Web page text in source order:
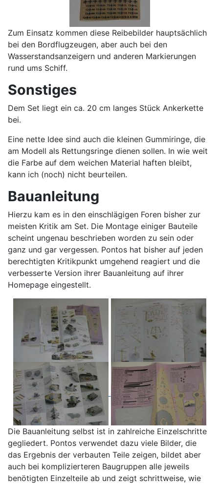
Zum Einsatz kommen diese Reibebilder hauptsächlich
bei den Bordflugzeugen, aber auch bei den
Wasserstandsanzeigern und anderen Markierungen
rund ums Schiff.
Sonstiges
Dem Set liegt ein ca. 20 cm langes Stück Ankerkette
bei.
Eine nette Idee sind auch die kleinen Gummiringe, die
am Modell als Rettungsringe dienen sollen. In wie weit
die Farbe auf dem weichen Material haften bleibt,
kann ich (noch) nicht beurteilen.
Bauanleitung
Hierzu kam es in den einschlägigen Foren bisher zur
meisten Kritik am Set. Die Montage einiger Bauteile
scheint ungenau beschrieben worden zu sein oder
ganz und gar vergessen. Pontos hat bisher auf jeden
berechtigten Kritikpunkt umgehend reagiert und die
verbesserte Version ihrer Bauanleitung auf ihrer
Homepage eingestellt.
Die Bauanleitung selbst ist in zahlreiche Einzelschritte
gegliedert. Pontos verwendet dazu viele Bilder, die
das Ergebnis der verbauten Teile zeigen, bildet aber
auch bei komplizierteren Baugruppen alle jeweils
benötigten Einzelteile ab und zeigt schrittweise, wie